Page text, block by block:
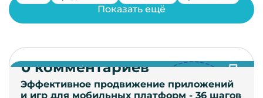
Эффективное продвижение приложений
и игр для мобильных платформ - 36 шагов
Показать ещё
0 комментариев